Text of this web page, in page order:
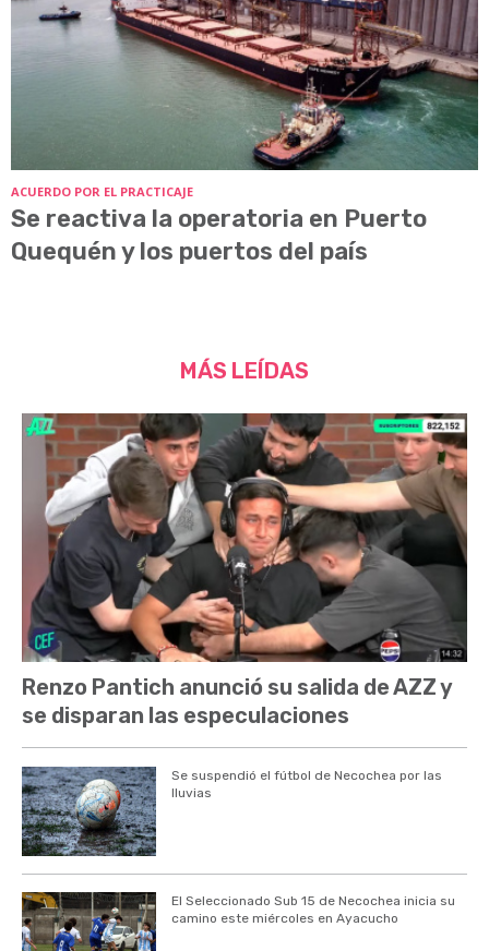
ACUERDO POR EL PRACTICAJE
Se reactiva la operatoria en Puerto
Quequén y los puertos del país
MÁS LEÍDAS
Renzo Pantich anunció su salida de AZZ y
se disparan las especulaciones
Se suspendió el fútbol de Necochea por las
lluvias
El Seleccionado Sub 15 de Necochea inicia su
camino este miércoles en Ayacucho